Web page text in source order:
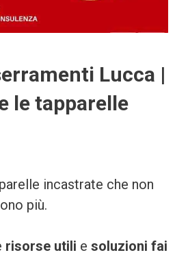
Lucca |
le tapparelle
incastrate che non
più.
risorse utili e soluzioni fai